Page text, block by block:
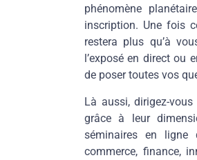
phénomène
inscription. Une fois
restera plus qu’à
l’exposé en direct ou
de poser toutes vos
Là aussi, dirigez-
grâce à leur
séminaires en ligne
commerce, finance,